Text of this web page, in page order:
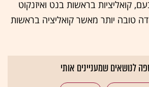
קואליציות בראשות בנט ואיזנקוט
טובה יותר מאשר קואליציה בראשות
לנושאים שמעניינים אותי